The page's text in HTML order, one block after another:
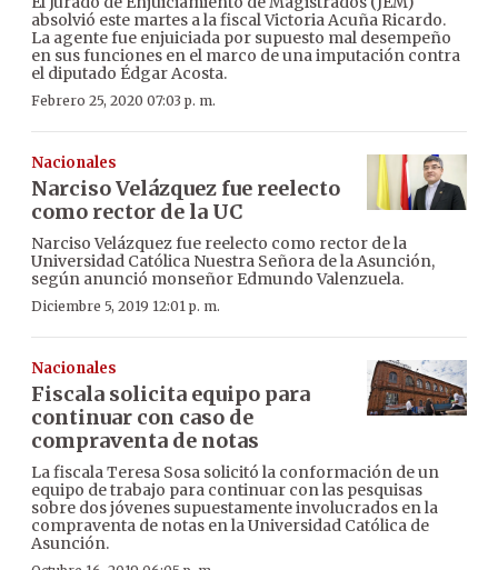
absolvió este martes a la fiscal Victoria Acuña Ricardo.
La agente fue enjuiciada por supuesto mal desempeño
en sus funciones en el marco de una imputación contra
el diputado Édgar Acosta.
Febrero 25, 2020 07:03 p. m.
Nacionales
Narciso Velázquez fue reelecto
como rector de la UC
Narciso Velázquez fue reelecto como rector de la
Universidad Católica Nuestra Señora de la Asunción,
según anunció monseñor Edmundo Valenzuela.
Diciembre 5, 2019 12:01 p. m.
Nacionales
Fiscala solicita equipo para
continuar con caso de
compraventa de notas
La fiscala Teresa Sosa solicitó la conformación de un
equipo de trabajo para continuar con las pesquisas
sobre dos jóvenes supuestamente involucrados en la
compraventa de notas en la Universidad Católica de
Asunción.